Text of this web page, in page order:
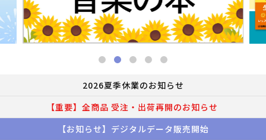
2026夏季休業のお知らせ
【重要】全商品 受注・出荷再開のお知らせ
【お知らせ】デジタルデータ販売開始